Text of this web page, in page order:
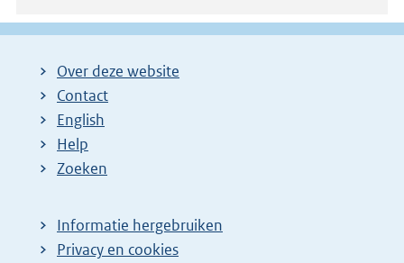
Over deze website
Contact
English
Help
Zoeken
Informatie hergebruiken
Privacy en cookies